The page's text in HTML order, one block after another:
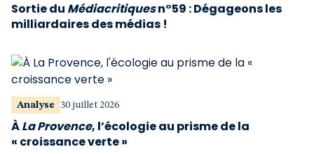
Sortie du Médiacritiquesn°59 : Dégageons les
milliardaires des médias !
Analyse 30 juillet 2026
ÀLa Provence, l’écologie au prisme de la
« croissance verte »